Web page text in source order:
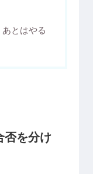
とはやる
否を分け